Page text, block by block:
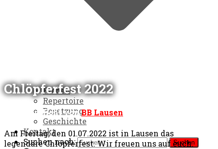
Proben
Repertoire
Besetzung
Geschichte
Kontakt
Suchen nach:
Chlöpferfest 2022
Veröffentlicht vonBB Lausen
Am Freitag, den 01.07.2022 ist in Lausen das
legendäre Chlöpferfest. Wir freuen uns auf euch.